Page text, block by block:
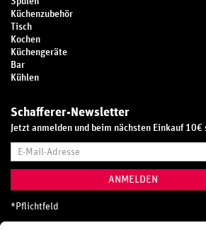
Küchenzubehör
Tisch
Kochen
Küchengeräte
Bar
Kühlen
Schafferer-Newsletter
Jetzt anmelden und beim nächsten Einkauf 10€
Mail-
ANMELDEN
* Pflichtfeld